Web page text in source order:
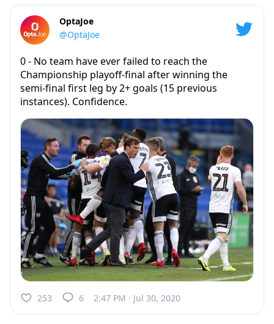
OptaJoe
@OptaJoe
0 - No team have ever failed to reach the
Championship playoff-final after winning the
semi-final first leg by 2+ goals (15 previous
instances). Confidence.
253 6 2:47 PM · Jul 30, 2020